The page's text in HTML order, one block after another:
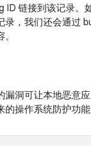
ID 链接到该记录。
录，我们还会通过
漏洞可让本地恶意
操作系统防护功能